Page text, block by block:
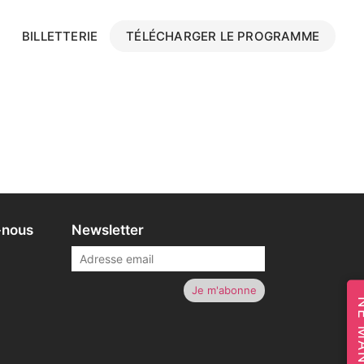
BILLETTERIE TÉLÉCHARGER LE PROGRAMME
Newsletter